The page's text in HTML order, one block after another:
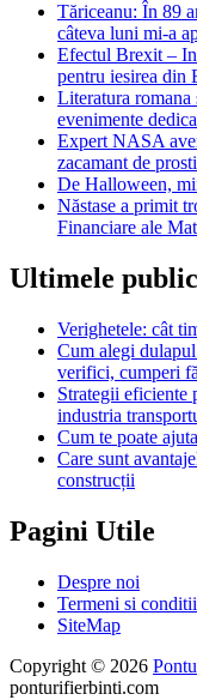
Tăriceanu: În 89
câteva luni mi-a
Efectul Brexit –
pentru iesirea din
Literatura romana
evenimente
Expert NASA
zacamant de
De Halloween,
Năstase a primit
Financiare ale
Ultimele
Verighetele: cât
Cum alegi
verifici, cumperi
Strategii eficiente
industria
Cum te poate
Care sunt
construcții
Pagini Utile
Despre noi
Termeni si conditii
SiteMap
Copyright © 2026
ponturifierbinti.com